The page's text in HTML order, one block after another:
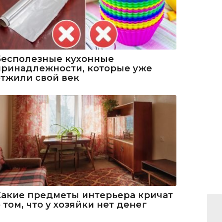
кухонные
которые уже
свой век
предметы интерьера кричат
том, что у хозяйки нет денег